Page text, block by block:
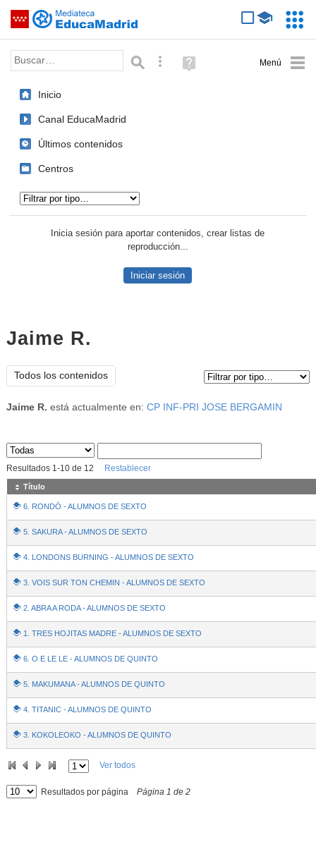
Saltar navegación
Palabra o frase: Búsqueda avanzada
Ayuda
(en
Inicio
Canal EducaMadrid
Últimos contenidos
Centros
Inicia sesión para aportar contenidos, crear listas de
reproducción...
Iniciar sesión
Jaime R.
Todos los contenidos
Jaime R. está actualmente en: CP INF-PRI JOSE BERGAMIN
Sus archivos
Resultados 1-10de 12 Restablecer
Título
6. RONDÓ - ALUMNOS DE SEXTO
5. SAKURA - ALUMNOS DE SEXTO
4. LONDONS BURNING - ALUMNOS DE SEXTO
3. VOIS SUR TON CHEMIN - ALUMNOS DE SEXTO
2. ABRA A RODA - ALUMNOS DE SEXTO
1. TRES HOJITAS MADRE - ALUMNOS DE SEXTO
6. O E LE LE - ALUMNOS DE QUINTO
5. MAKUMANA - ALUMNOS DE QUINTO
4. TITANIC - ALUMNOS DE QUINTO
3. KOKOLEOKO - ALUMNOS DE QUINTO
Ver todos
Resultados por página Página 1 de 2